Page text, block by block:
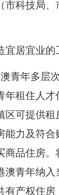
市科技局
居宜业的
澳青年多层
年租住人才
区可提供
能力及符
商品住房
澳青年纳
有产权住